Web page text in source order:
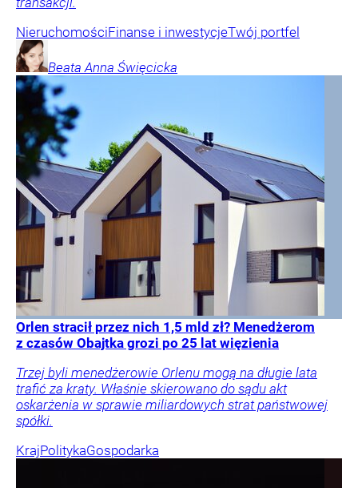
NieruchomościFinanse i inwestycjeTwój portfel
Beata Anna Święcicka
Orlen stracił przez nich 1,5 mld zł? Menedżerom
z czasów Obajtka grozi po 25 lat więzienia
Trzej byli menedżerowie Orlenu mogą na długie lata
trafić za kraty. Właśnie skierowano do sądu akt
oskarżenia w sprawie miliardowych strat państwowej
spółki.
KrajPolitykaGospodarka